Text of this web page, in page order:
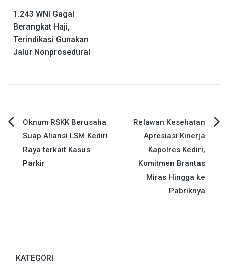
1.243 WNI Gagal
Berangkat Haji,
Terindikasi Gunakan
Jalur Nonprosedural
Navigasi
pos
Oknum RSKK Berusaha
Suap Aliansi LSM Kediri
Raya terkait Kasus
Parkir
Relawan Kesehatan
Apresiasi Kinerja
Kapolres Kediri,
Komitmen Brantas
Miras Hingga ke
Pabriknya
KATEGORI